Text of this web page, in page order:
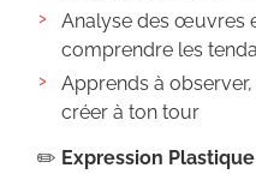
Analyse des œuvres
comprendre les
Apprends à
créer à ton tour
✏️ Expression Plastique